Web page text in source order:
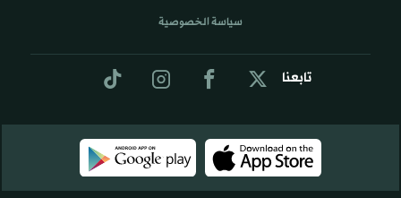
تابعنا
سياسة الخصوصية